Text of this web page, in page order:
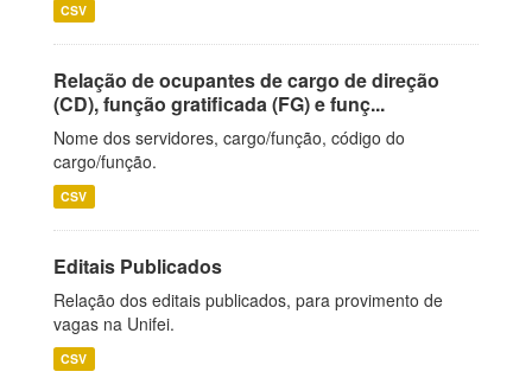
CSV
Relação de ocupantes de cargo de direção
(CD), função gratificada (FG) e funç...
Nome dos servidores, cargo/função, código do
cargo/função.
CSV
Editais Publicados
Relação dos editais publicados, para provimento de
vagas na Unifei.
CSV